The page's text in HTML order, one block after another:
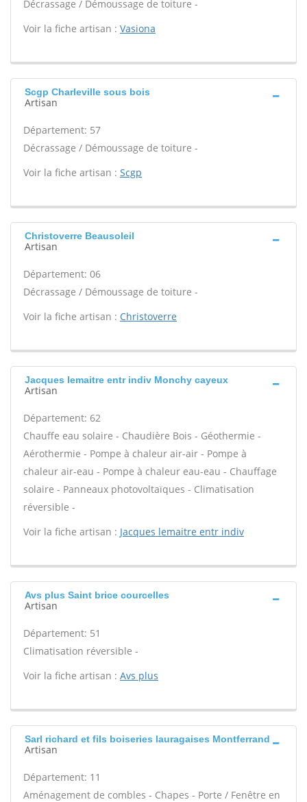
Décrassage / Démoussage de toiture -
Voir la fiche artisan : Vasiona
Scgp Charleville sous bois
Artisan
Département: 57
Décrassage / Démoussage de toiture -
Voir la fiche artisan : Scgp
Christoverre Beausoleil
Artisan
Département: 06
Décrassage / Démoussage de toiture -
Voir la fiche artisan : Christoverre
Jacques lemaitre entr indiv Monchy cayeux
Artisan
Département: 62
Chauffe eau solaire - Chaudière Bois - Géothermie -
Aérothermie - Pompe à chaleur air-air - Pompe à
chaleur air-eau - Pompe à chaleur eau-eau - Chauffage
solaire - Panneaux photovoltaïques - Climatisation
réversible -
Voir la fiche artisan : Jacques lemaitre entr indiv
Avs plus Saint brice courcelles
Artisan
Département: 51
Climatisation réversible -
Voir la fiche artisan : Avs plus
Sarl richard et fils boiseries lauragaises Montferrand
Artisan
Département: 11
Aménagement de combles - Chapes - Porte / Fenêtre en